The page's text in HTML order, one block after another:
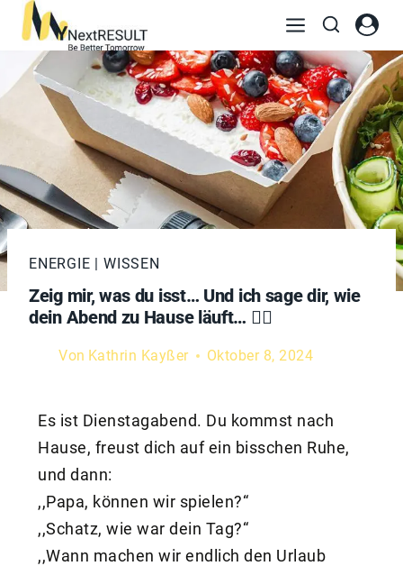
ENERGIE |WISSEN
Zeig mir, was du isst… Und ich sage dir, wie
dein Abend zu Hause läuft… 🧙‍♀️
Von Kathrin Kayßer Oktober 8, 2024
Es ist Dienstagabend. Du kommst nach
Hause, freust dich auf ein bisschen Ruhe,
und dann:
,,Papa, können wir spielen?“
,,Schatz, wie war dein Tag?“
,,Wann machen wir endlich den Urlaub